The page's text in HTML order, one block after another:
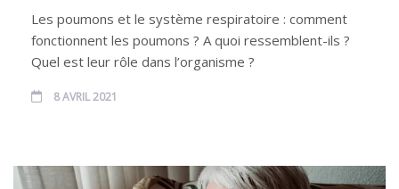
Les poumons et le système respiratoire : comment
fonctionnent les poumons ? A quoi ressemblent-ils ?
Quel est leur rôle dans l’organisme ?
8 AVRIL 2021